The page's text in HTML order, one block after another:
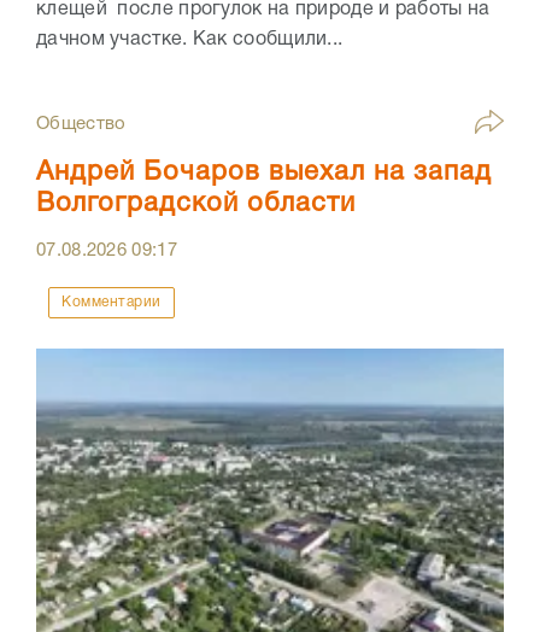
клещей после прогулок на природе и работы на
дачном участке. Как сообщили...
Общество
Андрей Бочаров выехал на запад
Волгоградской области
07.08.202609:17
Комментарии